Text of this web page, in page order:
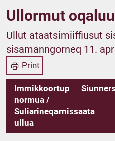
Ullormut
Ullut ataatsimiiffiusut
sisamanngorneq 11.
Print
Immikkoortup
normua /
Suliarineqarnissaata
ullua